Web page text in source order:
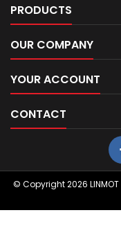
PRODUCTS
OUR COMPANY
YOUR ACCOUNT
CONTACT
© Copyright 2026